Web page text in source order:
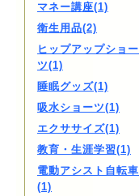
マネー講座(1)
衛生用品(2)
ヒップアップショー
ツ(1)
睡眠グッズ(1)
吸水ショーツ(1)
エクササイズ(1)
教育・生涯学習(1)
電動アシスト自転車
(1)